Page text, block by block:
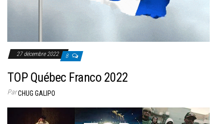
27 décembre 2022 8
TOP Québec Franco 2022
ParCHUG GALIPO